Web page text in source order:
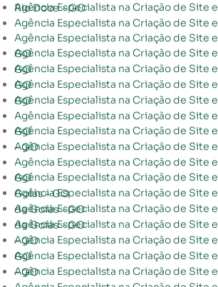
Agência Especialista na Criação de Site em Aparecida do Rio Doce – GO
Agência Especialista na Criação de Site
Agência Especialista na Criação de Site
Agência Especialista na Criação de Site em Aragarças – GO
Agência Especialista na Criação de Site em Aragoiânia – GO
Agência Especialista na Criação de Site em Araguapaz – GO
Agência Especialista na Criação de Site em Arenópolis – GO
Agência Especialista na Criação de Site
Agência Especialista na Criação de Site em Aurilândia – GO
Agência Especialista na Criação de Site em Avelinópolis – GO
Agência Especialista na Criação de Site
Agência Especialista na Criação de Site em Barro Alto – GO
Agência Especialista na Criação de Site em Bela Vista de Goiás – GO
Agência Especialista na Criação de Site em Bom Jardim de Goiás – GO
Agência Especialista na Criação de Site em Bom Jesus de Goiás – GO
Agência Especialista na Criação de Site em Bonfinópolis – GO
Agência Especialista na Criação de Site em Bonópolis – GO
Agência Especialista na Criação de Site em Brazabrantes – GO